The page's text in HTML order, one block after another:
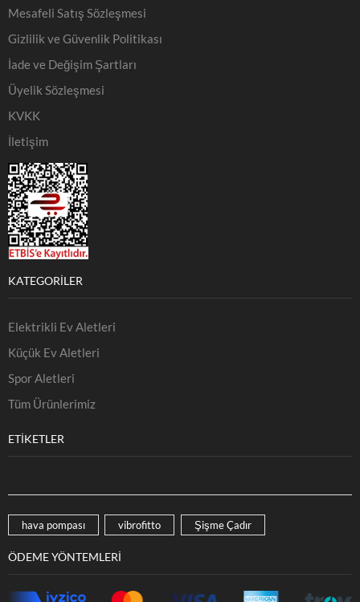
Mesafeli Satış Sözleşmesi
Gizlilik ve Güvenlik Politikası
İade ve Değişim Şartları
Üyelik Sözleşmesi
KVKK
İletişim
KATEGORILER
Elektrikli Ev Aletleri
Küçük Ev Aletleri
Spor Aletleri
Tüm Ürünlerimiz
ETIKETLER
hava pompası vibrofitto Şişme Çadır
ÖDEME YÖNTEMLERI